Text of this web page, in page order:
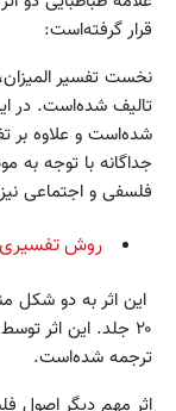
قرار گرفته‌است:
تالیف شده‌است. در
شده‌است و علاوه بر
جداگانه با توجه به
فلسفی و اجتماعی
روش
۲۰ جلد. این اثر
ترجمه شده‌است.